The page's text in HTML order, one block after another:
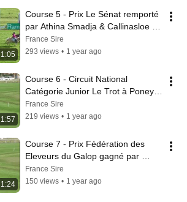
1:05
Course 5 - Prix Le Sénat remporté
par Athina Smadja & Callinasloe
Girl
France Sire
293 views • 1 year ago
1:57
Course 6 - Circuit National
Catégorie Junior Le Trot à Poney
remporté par Adam Rogy Chantris
& Turbo
France Sire
219 views • 1 year ago
1:24
Course 7 - Prix Fédération des
Eleveurs du Galop gagné par
Arthur Mottais & Kanaille des
Vallons
France Sire
150 views • 1 year ago